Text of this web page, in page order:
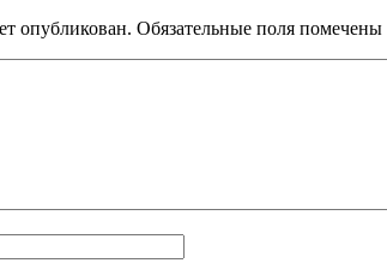
опубликован. Обязательные поля помечены